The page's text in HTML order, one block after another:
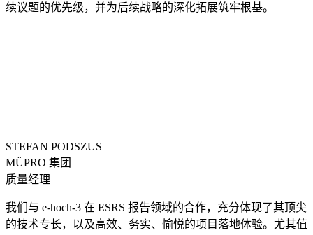
续议题的优先级，并为后续战略的深化拓展筑牢根基。
STEFAN PODSZUS
MÜPRO 集团
质量经理
我们与 e-hoch-3 在 ESRS 报告领域的合作，充分体现了其顶尖
的技术专长，以及高效、务实、愉悦的项目落地体验。尤其值